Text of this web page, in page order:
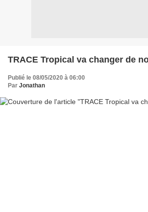
TRACE Tropical va changer de
Publié le 08/05/2020 à 06:00
Par Jonathan